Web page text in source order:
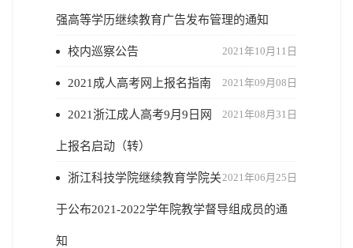
强高等学历继续教育广告发布管理的通知
2021年10月11日
校内巡察公告
2021年09月08日
2021成人高考网上报名指南
2021年08月31日
2021浙江成人高考9月9日网
上报名启动（转）
2021年06月25日
浙江科技学院继续教育学院关
于公布2021-2022学年院教学督导组成员的通
知